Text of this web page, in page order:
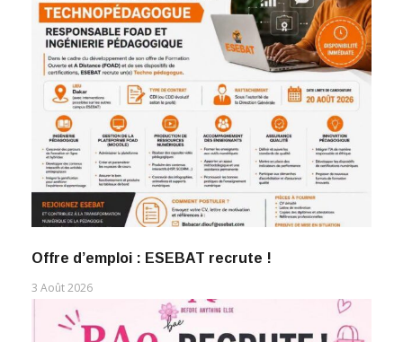
Offre d’emploi : ESEBAT recrute !
3 Août 2026